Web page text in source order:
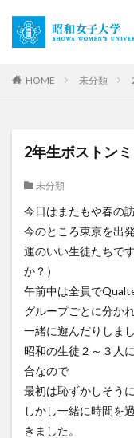
HOME 未分類
2年生ボストン
未分類
今日はまたもや春の
今のところ東京を出
運のいい生徒たちで
か？）
午前中は全員で
グループごとに分か
一緒に遊んだりしまし
昭和の生徒２～３人
合なので
最初は恥ずかしそう
しかし一緒に時間を
きました。